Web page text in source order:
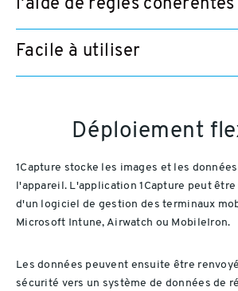
l'aide de règles cohérentes
Facile à utiliser
Déploiement
1Capture stocke les images et les
l'appareil. L'application 1Capture peut
d'un logiciel de gestion des terminaux
Microsoft Intune, Airwatch ou MobileIron.
Les données peuvent ensuite être
sécurité vers un système de données de